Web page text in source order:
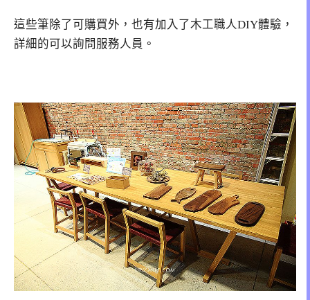
這些筆除了可購買外，也有加入了木工職人DIY體驗，
詳細的可以詢問服務人員。